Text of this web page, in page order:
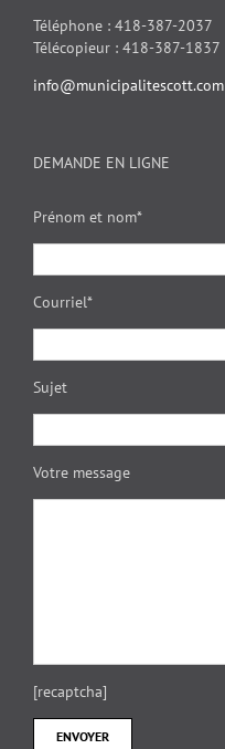
Téléphone : 418-387-2037
Télécopieur : 418-387-1837
info@municipalitescott.com
DEMANDE EN LIGNE
Prénom et nom*
Courriel*
Sujet
Votre message
[recaptcha]